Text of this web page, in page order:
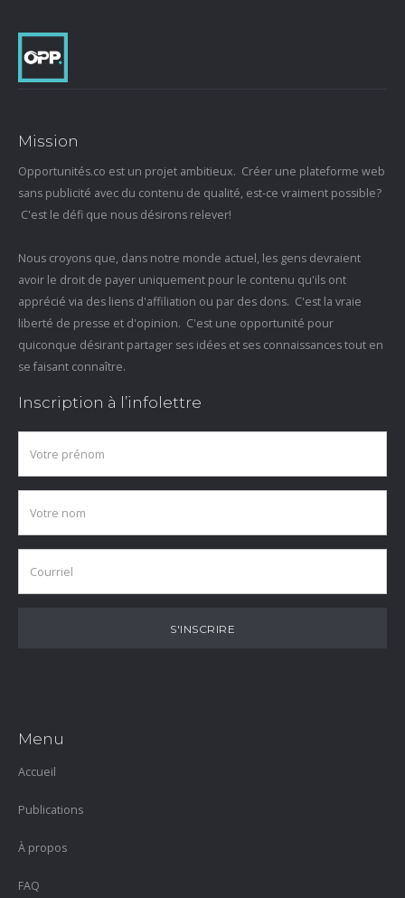
Mission
Opportunités.co est un projet ambitieux. Créer une plateforme web
sans publicité avec du contenu de qualité, est-ce vraiment possible?
C'est le défi que nous désirons relever!
Nous croyons que, dans notre monde actuel, les gens devraient
avoir le droit de payer uniquement pour le contenu qu'ils ont
apprécié via des liens d'affiliation ou par des dons. C'est la vraie
liberté de presse et d'opinion. C'est une opportunité pour
quiconque désirant partager ses idées et ses connaissances tout en
se faisant connaître.
Inscription à l’infolettre
Menu
Accueil
Publications
À propos
FAQ